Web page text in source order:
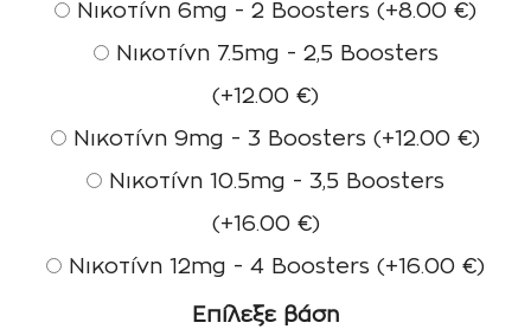
Νικοτίνη 6mg - 2 Boosters (+8.00 €)
Νικοτίνη 7.5mg - 2,5 Boosters
(+12.00 €)
Νικοτίνη 9mg - 3 Boosters (+12.00 €)
Νικοτίνη 10.5mg - 3,5 Boosters
(+16.00 €)
Νικοτίνη 12mg - 4 Boosters (+16.00 €)
Επίλεξε βάση